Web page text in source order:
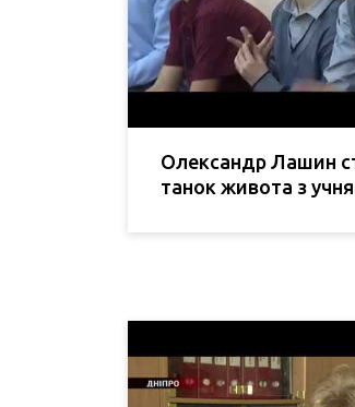
Олександр Лашин
танок живота з